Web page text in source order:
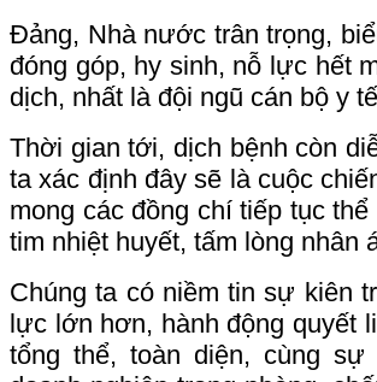
Đảng, Nhà nước trân trọng,
đóng góp, hy sinh, nỗ lực hết
dịch, nhất là đội ngũ cán bộ y
Thời gian tới, dịch bệnh còn
ta xác định đây sẽ là cuộc
mong các đồng chí tiếp tục thể
tim nhiệt huyết, tấm lòng nhân
Chúng ta có niềm tin sự kiên
lực lớn hơn, hành động quyết
tổng thể, toàn diện, cùng